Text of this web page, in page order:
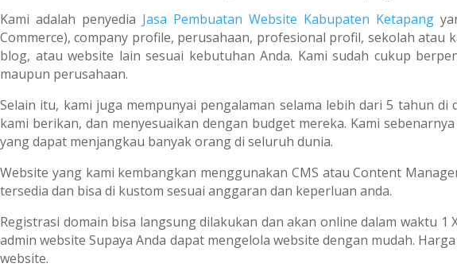
Kami adalah penyedia Jasa Pembuatan Website Kabupaten Ketapang
Commerce), company profile, perusahaan, profesional profil, sekolah
blog, atau website lain sesuai kebutuhan Anda. Kami sudah cukup
maupun perusahaan.
Selain itu, kami juga mempunyai pengalaman selama lebih dari 5 tahun
kami berikan, dan menyesuaikan dengan budget mereka. Kami
yang dapat menjangkau banyak orang di seluruh dunia.
Website yang kami kembangkan menggunakan CMS atau Content
tersedia dan bisa di kustom sesuai anggaran dan keperluan anda.
Registrasi domain bisa langsung dilakukan dan akan online dalam waktu
admin website Supaya Anda dapat mengelola website dengan mudah.
website.